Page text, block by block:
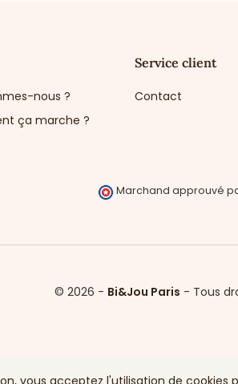
nous ?
ça marche ?
Service client
Contact
Marchand approuvé
© 2026 - Bi&Jou Paris - Tous
vous acceptez l'utilisation de cookies